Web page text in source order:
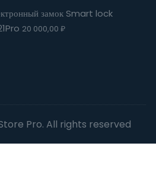
замок Smart lock
20 000,00₽
Pro. All rights reserved